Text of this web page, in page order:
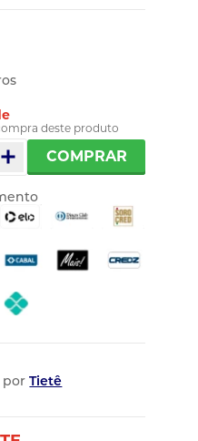
deste produto
COMPRAR
porTietê